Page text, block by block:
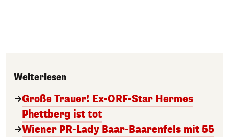
Weiterlesen
Große Trauer! Ex-ORF-Star Hermes
Phettberg ist tot
Wiener PR-Lady Baar-Baarenfels mit 55